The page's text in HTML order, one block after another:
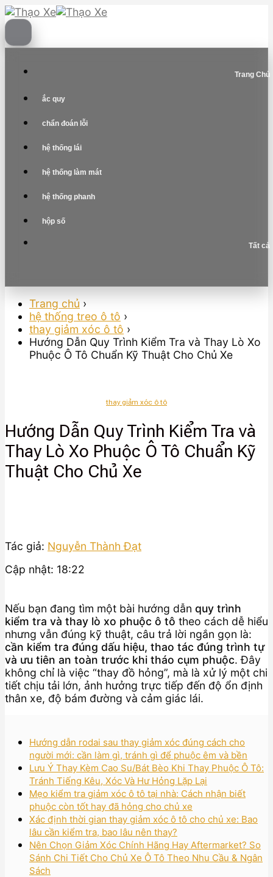
Skip
to
content
Trang Chủ
ắc quy
chẩn đoán lỗi
hệ thống lái
hệ thống làm mát
hệ thống phanh
hộp số
Tất cả
Trang chủ ›
hệ thống treo ô tô ›
thay giảm xóc ô tô ›
Hướng Dẫn Quy Trình Kiểm Tra và Thay Lò Xo
Phuộc Ô Tô Chuẩn Kỹ Thuật Cho Chủ Xe
thay giảm xóc ô tô
Hướng Dẫn Quy Trình Kiểm Tra và
Thay Lò Xo Phuộc Ô Tô Chuẩn Kỹ
Thuật Cho Chủ Xe
Tác giả: Nguyễn Thành Đạt
Cập nhật: 18:22
Nếu bạn đang tìm một bài hướng dẫn quy trình
kiểm tra và thay lò xo phuộc ô tô theo cách dễ hiểu
nhưng vẫn đúng kỹ thuật, câu trả lời ngắn gọn là:
cần kiểm tra đúng dấu hiệu, thao tác đúng trình tự
và ưu tiên an toàn trước khi tháo cụm phuộc. Đây
không chỉ là việc “thay đồ hỏng”, mà là xử lý một chi
tiết chịu tải lớn, ảnh hưởng trực tiếp đến độ ổn định
thân xe, độ bám đường và cảm giác lái.
Hướng dẫn rodai sau thay giảm xóc đúng cách cho
người mới: cần làm gì, tránh gì để phuộc êm và bền
Lưu Ý Thay Kèm Cao Su/Bát Bèo Khi Thay Phuộc Ô Tô:
Tránh Tiếng Kêu, Xóc Và Hư Hỏng Lặp Lại
Mẹo kiểm tra giảm xóc ô tô tại nhà: Cách nhận biết
phuộc còn tốt hay đã hỏng cho chủ xe
Xác định thời gian thay giảm xóc ô tô cho chủ xe: Bao
lâu cần kiểm tra, bao lâu nên thay?
Nên Chọn Giảm Xóc Chính Hãng Hay Aftermarket? So
Sánh Chi Tiết Cho Chủ Xe Ô Tô Theo Nhu Cầu & Ngân
Sách